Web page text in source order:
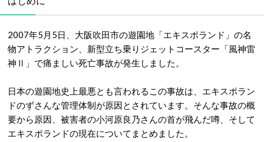
2007年5月5日、大阪吹田市の遊園地「エキスポランド」の名
物アトラクション、新型立ち乗りジェットコースター「風神雷
神Ⅱ」で痛ましい死亡事故が発生しました。
日本の遊園地史上最悪とも言われるこの事故は、エキスポラン
ドのずさんな管理体制が原因とされています。そんな事故の概
要から原因、被害者の小河原良乃さんの首が飛んだ噂、そして
エキスポランドの現在についてまとめました。